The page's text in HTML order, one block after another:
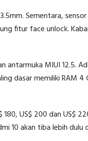
Sementara,
fitur face unlock.
antarmuka MIUI 12.5.
dasar memiliki RAM
US$ 200 dan US$
10 akan tiba lebih